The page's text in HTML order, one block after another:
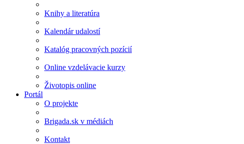
Knihy a literatúra
Kalendár udalostí
Katalóg pracovných pozícií
Online vzdelávacie kurzy
Životopis online
Portál
O projekte
Brigada.sk v médiách
Kontakt